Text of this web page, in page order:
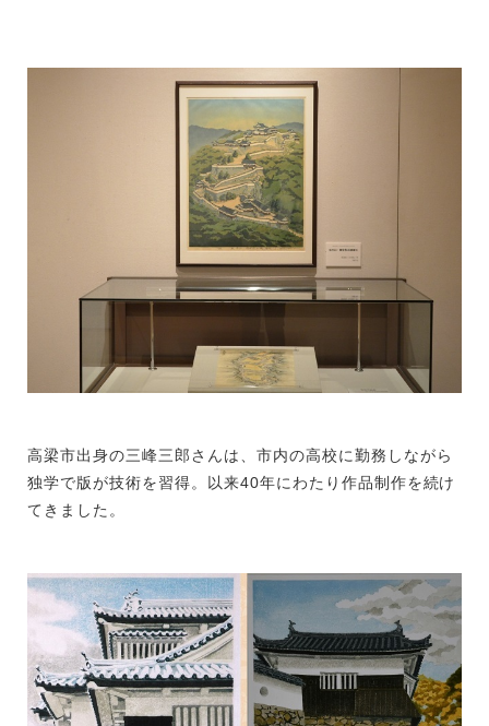
高梁市出身の三峰三郎さんは、市内の高校に勤務しながら
独学で版が技術を習得。以来40年にわたり作品制作を続け
てきました。